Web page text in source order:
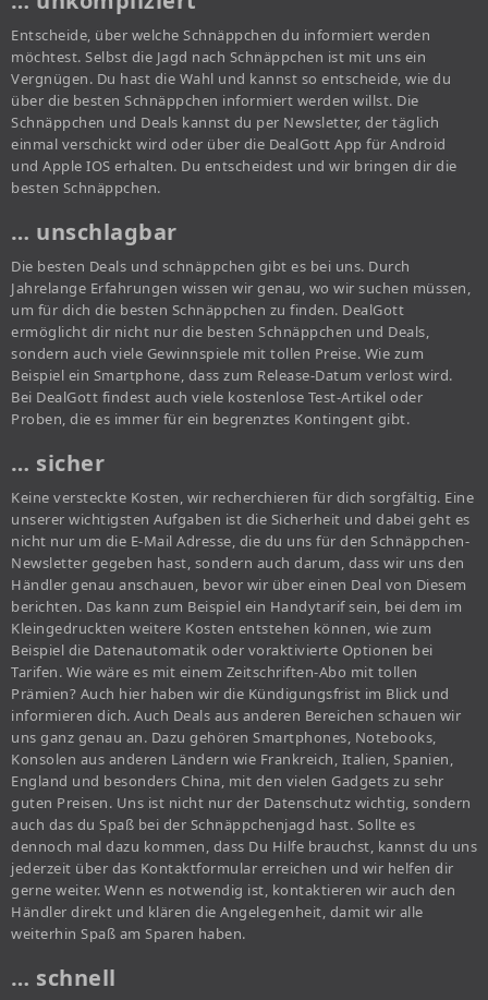
Entscheide, über welche Schnäppchen du informiert werden
möchtest. Selbst die Jagd nach Schnäppchen ist mit uns ein
Vergnügen. Du hast die Wahl und kannst so entscheide, wie du
über die besten Schnäppchen informiert werden willst. Die
Schnäppchen und Deals kannst du per Newsletter, der täglich
einmal verschickt wird oder über die DealGott App für Android
und Apple IOS erhalten. Du entscheidest und wir bringen dir die
besten Schnäppchen.
… unschlagbar
Die besten Deals und schnäppchen gibt es bei uns. Durch
Jahrelange Erfahrungen wissen wir genau, wo wir suchen müssen,
um für dich die besten Schnäppchen zu finden. DealGott
ermöglicht dir nicht nur die besten Schnäppchen und Deals,
sondern auch viele Gewinnspiele mit tollen Preise. Wie zum
Beispiel ein Smartphone, dass zum Release-Datum verlost wird.
Bei DealGott findest auch viele kostenlose Test-Artikel oder
Proben, die es immer für ein begrenztes Kontingent gibt.
… sicher
Keine versteckte Kosten, wir recherchieren für dich sorgfältig. Eine
unserer wichtigsten Aufgaben ist die Sicherheit und dabei geht es
nicht nur um die E-Mail Adresse, die du uns für den Schnäppchen-
Newsletter gegeben hast, sondern auch darum, dass wir uns den
Händler genau anschauen, bevor wir über einen Deal von Diesem
berichten. Das kann zum Beispiel ein Handytarif sein, bei dem im
Kleingedruckten weitere Kosten entstehen können, wie zum
Beispiel die Datenautomatik oder voraktivierte Optionen bei
Tarifen. Wie wäre es mit einem Zeitschriften-Abo mit tollen
Prämien? Auch hier haben wir die Kündigungsfrist im Blick und
informieren dich. Auch Deals aus anderen Bereichen schauen wir
uns ganz genau an. Dazu gehören Smartphones, Notebooks,
Konsolen aus anderen Ländern wie Frankreich, Italien, Spanien,
England und besonders China, mit den vielen Gadgets zu sehr
guten Preisen. Uns ist nicht nur der Datenschutz wichtig, sondern
auch das du Spaß bei der Schnäppchenjagd hast. Sollte es
dennoch mal dazu kommen, dass Du Hilfe brauchst, kannst du uns
jederzeit über das Kontaktformular erreichen und wir helfen dir
gerne weiter. Wenn es notwendig ist, kontaktieren wir auch den
Händler direkt und klären die Angelegenheit, damit wir alle
weiterhin Spaß am Sparen haben.
… schnell